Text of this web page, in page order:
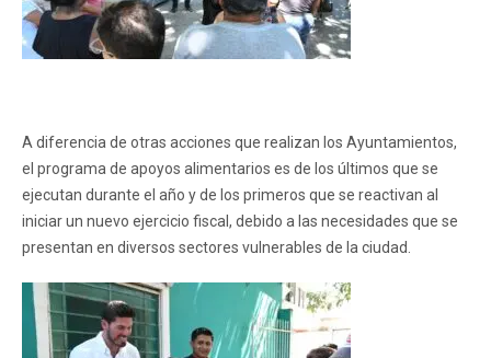
A diferencia de otras acciones que realizan los Ayuntamientos,
el programa de apoyos alimentarios es de los últimos que se
ejecutan durante el año y de los primeros que se reactivan al
iniciar un nuevo ejercicio fiscal, debido a las necesidades que se
presentan en diversos sectores vulnerables de la ciudad.